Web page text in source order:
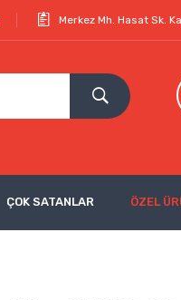
Merkez Mh. Hasat Sk.
ÇOK SATANLAR ÖZEL